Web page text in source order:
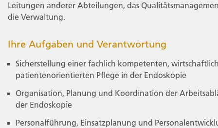
Leitungen anderer Abteilungen, das
die Verwaltung.
Ihre Aufgaben und Verantwortung
Sicherstellung einer fachlich kompetenten,
patientenorientierten Pflege in der Endoskopie
Organisation, Planung und Koordination der
der Endoskopie
Personalführung, Einsatzplanung und